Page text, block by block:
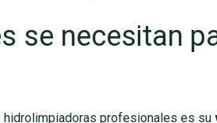
se necesitan
profesionales es su